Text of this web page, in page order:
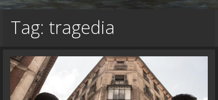
Tag: tragedia